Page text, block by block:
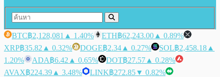
BTC฿2,128,081 ▲ 1.40% ETH฿62,243.00 ▲ 0.89%
XRP฿35.82 ▲ 0.32% DOGE฿2.34 ▲ 0.27% SOL฿2,458.18 ▲
1.20%
ADA฿6.42 ▲ 0.65% DOT฿27.57 ▲ 0.28%
AVAX฿224.39 ▲ 3.48% LINK฿272.85▼ 0.82%